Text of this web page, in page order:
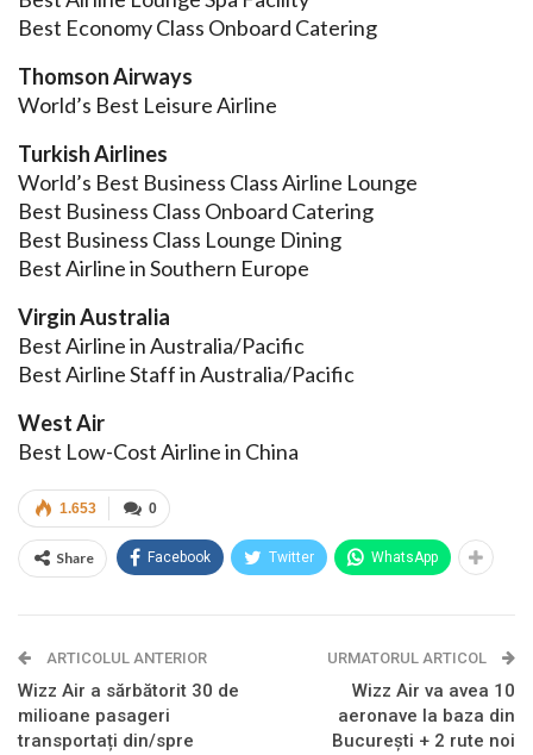
Best Economy Class Onboard Catering
Thomson Airways
World’s Best Leisure Airline
Turkish Airlines
World’s Best Business Class Airline Lounge
Best Business Class Onboard Catering
Best Business Class Lounge Dining
Best Airline in Southern Europe
Virgin Australia
Best Airline in Australia/Pacific
Best Airline Staff in Australia/Pacific
West Air
Best Low-Cost Airline in China
0
1.653
Share Facebook Twitter WhatsApp
ARTICOLUL ANTERIOR
Wizz Air a sărbătorit 30 de
milioane pasageri
transportați din/spre
URMATORUL ARTICOL
Wizz Air va avea 10
aeronave la baza din
București + 2 rute noi